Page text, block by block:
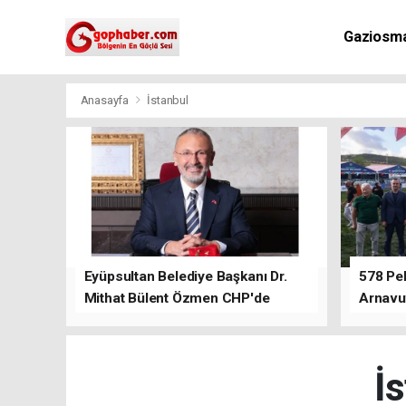
Anasayfa İstanbul
Eyüpsultan Belediye Başkanı Dr.
Mithat Bülent Özmen CHP'de
578